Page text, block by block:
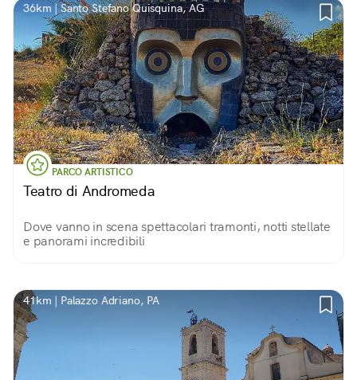
36km | Santo Stefano Quisquina, AG
PARCO ARTISTICO
Teatro di Andromeda
Dove vanno in scena spettacolari tramonti, notti stellate
e panorami incredibili
41km | Palazzo Adriano, PA